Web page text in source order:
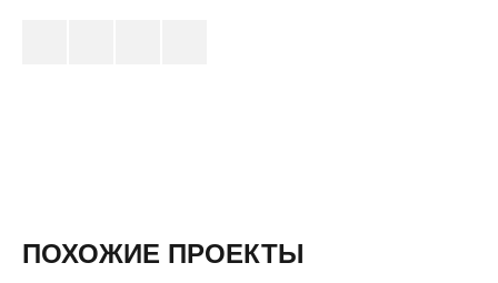
ПОХОЖИЕ ПРОЕКТЫ